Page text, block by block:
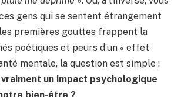
gens qui se sentent étrangement
premières gouttes frappent la
poétiques et peurs d’un « effet
mentale, la question est simple :
un impact psychologique